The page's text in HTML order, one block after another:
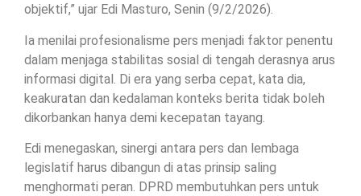
objektif,” ujar Edi Masturo, Senin (9/2/2026).
Ia menilai profesionalisme pers menjadi faktor penentu
dalam menjaga stabilitas sosial di tengah derasnya arus
informasi digital. Di era yang serba cepat, kata dia,
keakuratan dan kedalaman konteks berita tidak boleh
dikorbankan hanya demi kecepatan tayang.
Edi menegaskan, sinergi antara pers dan lembaga
legislatif harus dibangun di atas prinsip saling
menghormati peran. DPRD membutuhkan pers untuk